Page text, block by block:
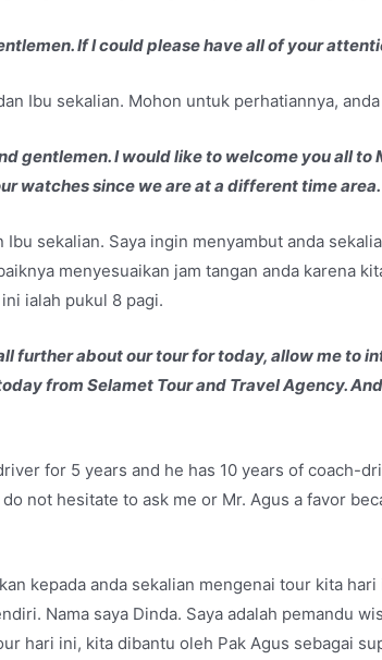
If I could please have all of your
Ibu sekalian. Mohon untuk perhatiannya,
gentlemen. I would like to welcome you all to
watches since we are at a different time
Ibu sekalian. Saya ingin menyambut anda
menyesuaikan jam tangan anda karena
ialah pukul 8 pagi.
further about our tour for today, allow me to
from Selamet Tour and Travel Agency.
for 5 years and he has 10 years of coach-
not hesitate to ask me or Mr. Agus a favor
kepada anda sekalian mengenai tour kita
Nama saya Dinda. Saya adalah pemandu
hari ini, kita dibantu oleh Pak Agus sebagai